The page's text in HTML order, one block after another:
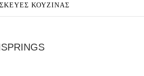
ΚΟΥΖΙΝΑΣ